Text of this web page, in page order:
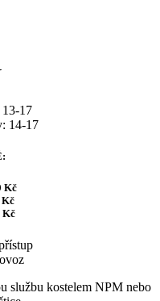
17
14-17
Kč
Kč
Kč
službu kostelem NPM nebo